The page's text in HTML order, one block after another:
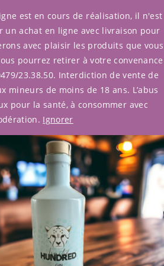
0
Hundred
est en cours de réalisation, il n'est
un achat en ligne avec livraison pour
avec plaisir les produits que vous
pourrez retirer à votre convenance
23.38.50. Interdiction de vente de
mineurs de moins de 18 ans. L’abus
pour la santé, à consommer avec
Ignorer